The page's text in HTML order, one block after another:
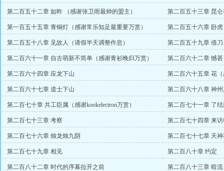
第二百五十二章 如昨 （感谢张卫雨最帅的盟主） 第二百五十三章 昆
第一百五十五章 青铜灯（感谢常乐知足最重要万赏） 第二百五十六章 卧
第二百五十八章 见故人（请假半天调整作息） 第二百五十九章 借
第二百六十一章 自古萌新不简单（感谢青衫晚归万赏）
第二百六十二章 憾
赏）
第二百六十四章 应龙下山 第二百六十五章 花
第二百六十七章 道士下山 第二百六十八章 神
第二百七十章 共工臣属（感谢kookelectron万赏） 第二百七十一章 了
第二百七十三章 考察 第二百七十四章 来
第二百七十六章 烛龙烛九阴 第二百七十七章 天
第二百七十九章 相见 第二百八十章 约定
第二百八十二章 时代的序幕拉开之前 第二百八十三章 暗